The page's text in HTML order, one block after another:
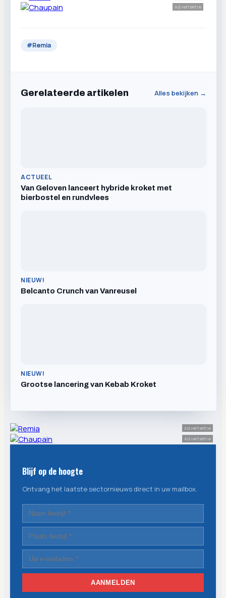
Advertentie
#Remia
Gerelateerde artikelen Alles bekijken →
ACTUEEL
Van Geloven lanceert hybride kroket met
bierbostel en rundvlees
NIEUW!
Belcanto Crunch van Vanreusel
NIEUW!
Grootse lancering van Kebab Kroket
Advertentie
Advertentie
Blijf op de hoogte
Ontvang het laatste sectornieuws direct in uw mailbox.
AANMELDEN